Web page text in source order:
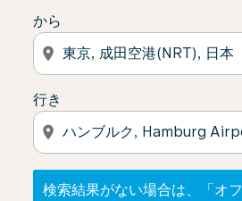
から
location_on
行き
location_on
検索結果がない場合は、「オフ